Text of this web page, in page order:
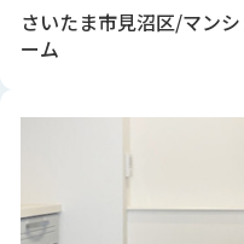
さいたま市見沼区/マン
ーム